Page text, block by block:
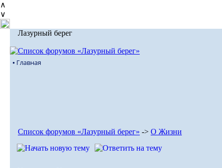
∧
∨
Лазурный берег
⦁ Главная
Список форумов «Лазурный берег» -> О Жизни